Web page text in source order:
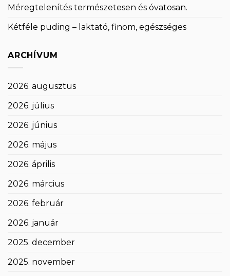
Méregtelenítés természetesen és óvatosan.
Kétféle puding – laktató, finom, egészséges
ARCHÍVUM
2026. augusztus
2026. július
2026. június
2026. május
2026. április
2026. március
2026. február
2026. január
2025. december
2025. november